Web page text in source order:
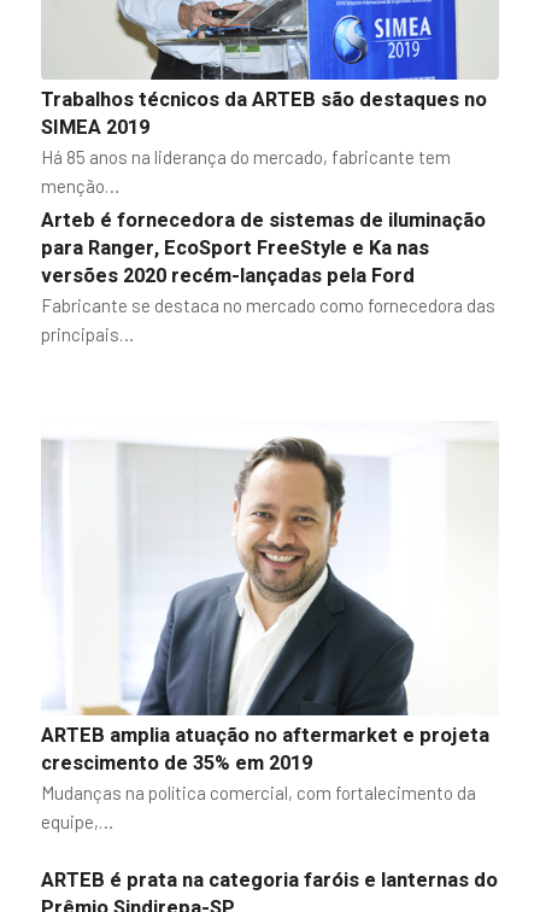
Trabalhos técnicos da ARTEB são destaques no
SIMEA 2019
Há 85 anos na liderança do mercado, fabricante tem
menção…
Arteb é fornecedora de sistemas de iluminação
para Ranger, EcoSport FreeStyle e Ka nas
versões 2020 recém-lançadas pela Ford
Fabricante se destaca no mercado como fornecedora das
principais…
ARTEB amplia atuação no aftermarket e projeta
crescimento de 35% em 2019
Mudanças na política comercial, com fortalecimento da
equipe,…
ARTEB é prata na categoria faróis e lanternas do